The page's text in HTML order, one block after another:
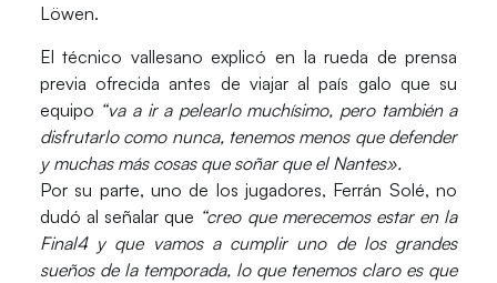
Löwen.
El técnico vallesano explicó en la rueda de prensa
previa ofrecida antes de viajar al país galo que su
equipo “va a ir a pelearlo muchísimo, pero también a
disfrutarlo como nunca, tenemos menos que defender
y muchas más cosas que soñar que el Nantes».
Por su parte, uno de los jugadores, Ferrán Solé, no
dudó al señalar que “creo que merecemos estar en la
Final4 y que vamos a cumplir uno de los grandes
sueños de la temporada, lo que tenemos claro es que